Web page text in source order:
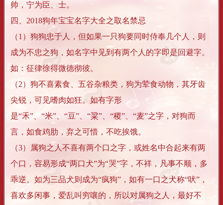
帅，宁为臣、士。
四、2018狗年宝宝名字大全之取名禁忌
（1）狗狗忠于人，但如果一只狗要同时侍奉几个人，则
成为不忠之狗，如名字中见到有两个人的字即是回避字。
如：征律徐得微德彻彼。
（2）狗不喜素食、五谷杂粮类，狗为荤食动物，其牙齿
尖锐，可见嗜肉如狂。如有字形
是“禾”、“米”、“豆”、“粱”、“稷”、“麦”之字，对狗而
言，如食鸡肋，弃之可惜，不吃挨饿。
（3）属狗之人不喜有两个口之字，或姓名中合起来有两
个口，容易形成“两口犬”为“哭”字，不祥，凡事不顺，多
乖逆。如为三品犬则成为“疯狗”，如有一口之犬称“吠”，
喜欢多闲事，爱乱叫穷嚷的，所以对属狗之人，最好不